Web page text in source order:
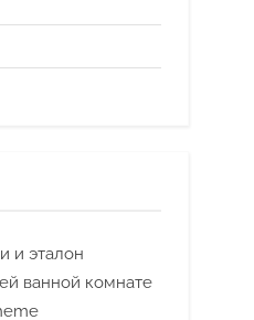
и эталон
ванной комнате